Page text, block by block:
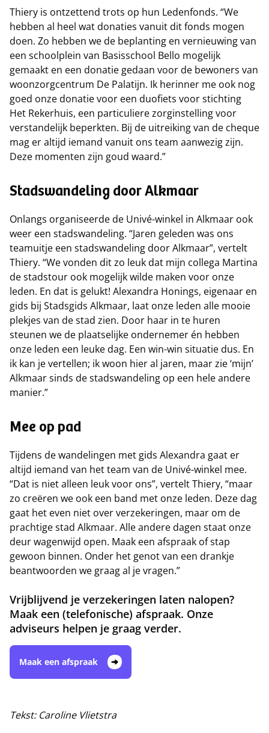
Thiery is ontzettend trots op hun Ledenfonds. “We
hebben al heel wat donaties vanuit dit fonds mogen
doen. Zo hebben we de beplanting en vernieuwing van
een schoolplein van Basisschool Bello mogelijk
gemaakt en een donatie gedaan voor de bewoners van
woonzorgcentrum De Palatijn. Ik herinner me ook nog
goed onze donatie voor een duofiets voor stichting
Het Rekerhuis, een particuliere zorginstelling voor
verstandelijk beperkten. Bij de uitreiking van de cheque
mag er altijd iemand vanuit ons team aanwezig zijn.
Deze momenten zijn goud waard.”
Stadswandeling door Alkmaar
Onlangs organiseerde de Univé-winkel in Alkmaar ook
weer een stadswandeling. “Jaren geleden was ons
teamuitje een stadswandeling door Alkmaar”, vertelt
Thiery. “We vonden dit zo leuk dat mijn collega Martina
de stadstour ook mogelijk wilde maken voor onze
leden. En dat is gelukt! Alexandra Honings, eigenaar en
gids bij Stadsgids Alkmaar, laat onze leden alle mooie
plekjes van de stad zien. Door haar in te huren
steunen we de plaatselijke ondernemer én hebben
onze leden een leuke dag. Een win-win situatie dus. En
ik kan je vertellen; ik woon hier al jaren, maar zie ‘mijn’
Alkmaar sinds de stadswandeling op een hele andere
manier.”
Mee op pad
Tijdens de wandelingen met gids Alexandra gaat er
altijd iemand van het team van de Univé-winkel mee.
“Dat is niet alleen leuk voor ons”, vertelt Thiery, “maar
zo creëren we ook een band met onze leden. Deze dag
gaat het even niet over verzekeringen, maar om de
prachtige stad Alkmaar. Alle andere dagen staat onze
deur wagenwijd open. Maak een afspraak of stap
gewoon binnen. Onder het genot van een drankje
beantwoorden we graag al je vragen.”
Vrijblijvend je verzekeringen laten nalopen?
Maak een (telefonische) afspraak. Onze
adviseurs helpen je graag verder.
Maak een afspraak
Tekst: Caroline Vlietstra